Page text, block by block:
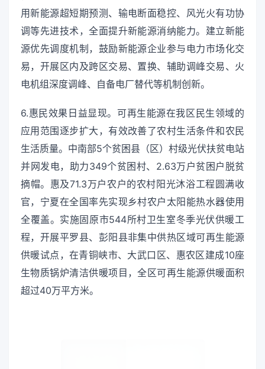
用新能源超短期预测、输电断面稳控、风光火有功协
调等先进技术，全面提升新能源消纳能力。建立新能
源优先调度机制，鼓励新能源企业参与电力市场化交
易，开展区内及跨区交易、置换、辅助调峰交易、火
电机组深度调峰、自备电厂替代等机制创新。
6.惠民效果日益显现。可再生能源在我区民生领域的
应用范围逐步扩大，有效改善了农村生活条件和农民
生活质量。中南部5个贫困县（区）村级光伏扶贫电站
并网发电，助力349个贫困村、2.63万户贫困户脱贫
摘帽。惠及71.3万户农户的农村阳光沐浴工程圆满收
官，宁夏在全国率先实现乡村农户太阳能热水器使用
全覆盖。实施固原市544所村卫生室冬季光伏供暖工
程，开展平罗县、彭阳县非集中供热区域可再生能源
供暖试点，在青铜峡市、大武口区、惠农区建成10座
生物质锅炉清洁供暖项目，全区可再生能源供暖面积
超过40万平方米。